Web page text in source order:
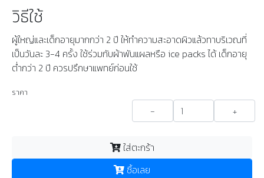
วิธีใช้
ผู้ใหญ่และเด็กอายุมากกว่า 2 ปี ให้ทำความสะอาดผิวแล้วทาบริเวณที่
เป็นวันละ 3-4 ครั้ง ใช้ร่วมกับผ้าพันแผลหรือ ice packs ได้ เด็กอายุ
ต่ำกว่า 2 ปี ควรปรึกษาแพทย์ก่อนใช้
ราคา
- +
ใส่ตะกร้า
ซื้อเลย